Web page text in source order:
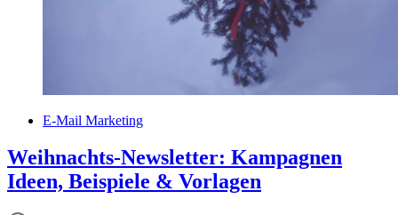
E-Mail Marketing
Weihnachts-Newsletter: Kampagnen
Ideen, Beispiele & Vorlagen